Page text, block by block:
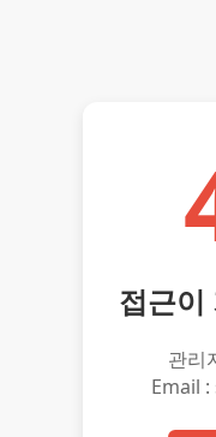
접근이
관리
Email